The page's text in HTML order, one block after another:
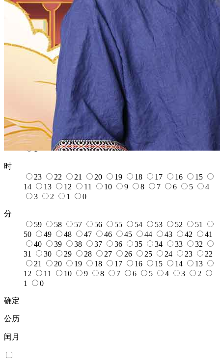
1937
1936 1935 1934 1933
1932
1931
1930 1928 1927 1926
1924
1923 1922 1920
1919
1918
1916 1915 1914
1912
1911
1909 1908 1907
1905
1904 1903 1902 1900
12
11 7
31
30 29 28 27 25 24
22
21 20 18 17
12
11 10 9 8 7 4
1
时
23
22 21 20 19 18 17 16
15
14
13 12 11 10 9 8 7 6 5
4
3
2 1 0
分
59
58 57 56 55 54 53 52
51
50
49 48 47 46 45 44 43 42
41
40
39 38 37 36 35 34 33
32
31
30 29 28 27 26 25 24 23
22
21
20 19 18 17 16 15 14
13
12
11 10 9 8 7 6 5 4 3
2
1
0
确定
公历
闰月